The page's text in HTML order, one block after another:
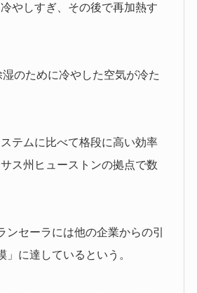
やしすぎ、その後で再加熱す
のために冷やした空気が冷た
テムに比べて格段に高い効率
ス州ヒューストンの拠点で数
セーラには他の企業からの引
に達しているという。